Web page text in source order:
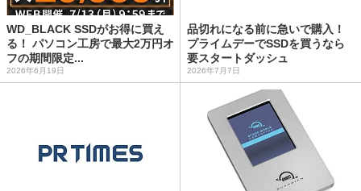
WD_BLACK SSDがお得に買え
る！ パソコン工房で最大2万円オ
フの期間限定...
2026年6月19日
品切れになる前に急いで購入！
プライムデーでSSDを買うなら
要スタートダッシュ
2026年7月7日